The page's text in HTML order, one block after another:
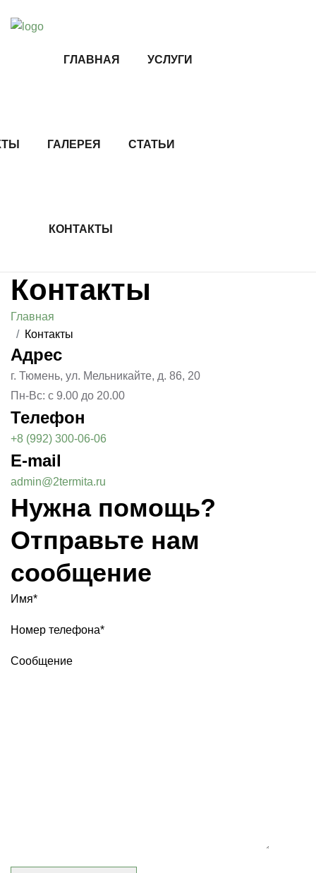
ГЛАВНАЯ УСЛУГИ
ГАЛЕРЕЯ СТАТЬИ
КОНТАКТЫ
Контакты
Главная
Контакты
Адрес
г. Тюмень, ул. Мельникайте, д. 86, 20
Пн-Вс: с 9.00 до 20.00
Телефон
+8 (992) 300-06-06
E-mail
admin@2termita.ru
Нужна помощь?
Отправьте нам
сообщение